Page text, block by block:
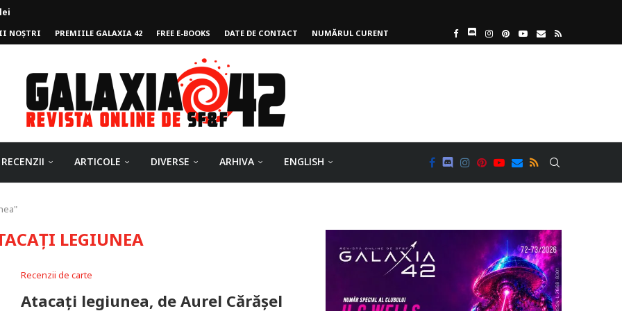
NOȘTRI PREMIILE GALAXIA 42 FREE E-BOOKS DATE DE CONTACT NUMĂRUL CURENT
RECENZII ARTICOLE DIVERSE ARHIVA ENGLISH
LEGIUNEA
Recenzii de carte
Atacați legiunea, de Aurel Cărășel